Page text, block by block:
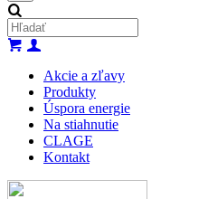
Vyhľadávanie
Akcie a zľavy
Produkty
Úspora energie
Na stiahnutie
CLAGE
Kontakt